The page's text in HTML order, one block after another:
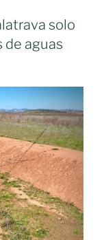
solo
de aguas